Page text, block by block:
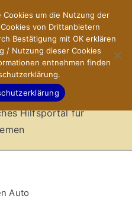
Hilfsportal für
Auto
um die Nutzung der
von Drittanbietern
Bestätigung mit OK erklären
/ Nutzung dieser Cookies
entnehmen finden